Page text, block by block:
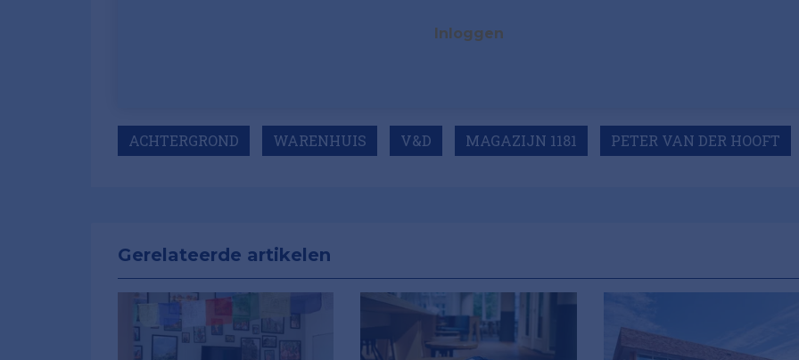
Inloggen
ACHTERGROND WARENHUIS V&D MAGAZIJN 1181 PETER VAN DER HOOFT
Gerelateerde artikelen